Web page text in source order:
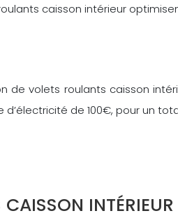
caisson intérieur
de volets roulants caisson
de 100€, pour un
INTÉRIEUR